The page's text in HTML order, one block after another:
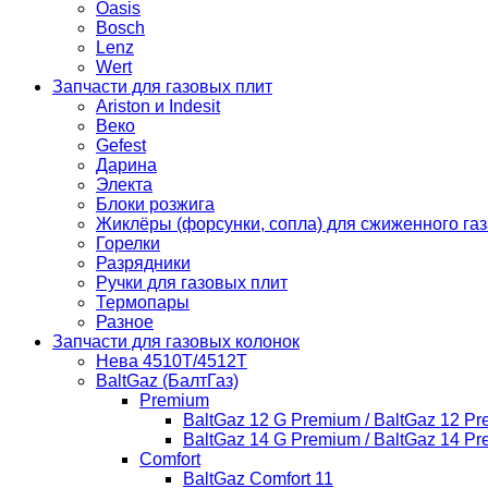
Oasis
Bosch
Lenz
Wert
Запчасти для газовых плит
Ariston и Indesit
Веко
Gefest
Дарина
Электа
Блоки розжига
Жиклёры (форсунки, сопла) для сжиженного
Горелки
Разрядники
Ручки для газовых плит
Термопары
Разное
Запчасти для газовых колонок
Нева 4510T/4512T
BaltGaz (БалтГаз)
Premium
BaltGaz 12 G Premium / BaltGaz 12
BaltGaz 14 G Premium / BaltGaz 14
Comfort
BaltGaz Comfort 11